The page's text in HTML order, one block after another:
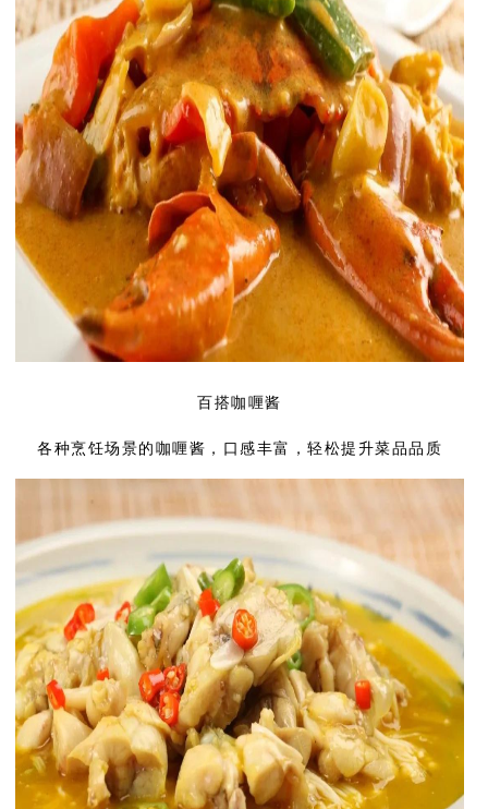
百搭咖喱酱
各种烹饪场景的咖喱酱，口感丰富，轻松提升菜品品质